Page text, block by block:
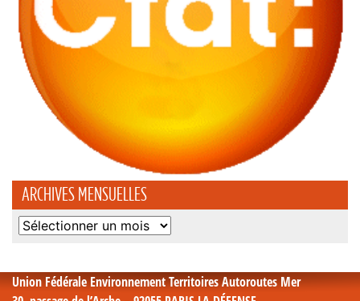
ARCHIVES MENSUELLES
Archives
Union Fédérale Environnement Territoires Autoroutes Mer